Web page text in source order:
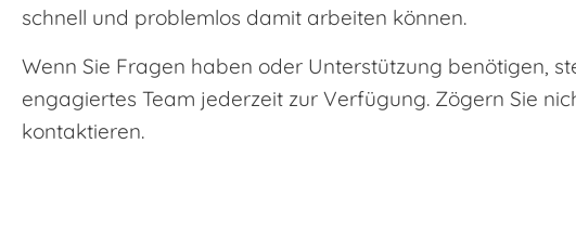
schnell und problemlos damit arbeiten können.
Wenn Sie Fragen haben oder Unterstützung benötigen,
engagiertes Team jederzeit zur Verfügung. Zögern Sie
kontaktieren.